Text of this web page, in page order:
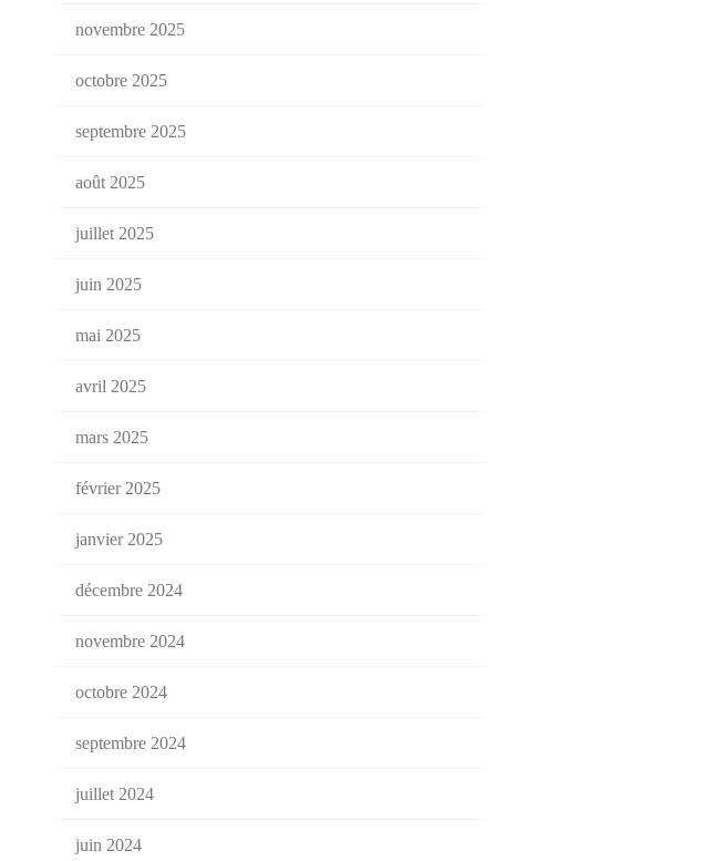
novembre 2025
octobre 2025
septembre 2025
août 2025
juillet 2025
juin 2025
mai 2025
avril 2025
mars 2025
février 2025
janvier 2025
décembre 2024
novembre 2024
octobre 2024
septembre 2024
juillet 2024
juin 2024